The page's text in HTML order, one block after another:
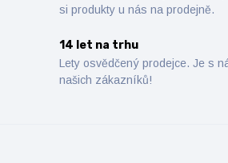
si produkty u nás na prodejně.
14 let na trhu
Lety osvědčený prodejce. Je s
našich zákazníků!